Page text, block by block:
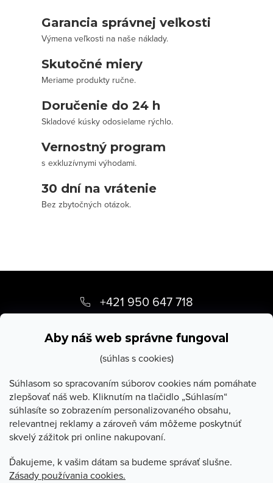
Aby náš web správne fungoval
(súhlas s cookies)
Súhlasom so spracovaním súborov cookies nám pomáhate
zlepšovať náš web. Kliknutím na tlačidlo „Súhlasím“
súhlasíte so zobrazením personalizovaného obsahu,
relevantnej reklamy a zároveň vám môžeme poskytnúť
skvelý zážitok pri online nakupovaní.
Ďakujeme, k vašim dátam sa budeme správať slušne.
Zásady používania cookies.
Garancia správnej veľkosti
Výmena veľkosti na naše náklady.
Skutočné miery
Meriame produkty ručne.
Doručenie do 24 h
Skladové kúsky odosielame rýchlo.
Vernostný program
s exkluzívnymi výhodami.
30 dní na vrátenie
Bez zbytočných otázok.
p
+421 950 647 718
O Stevula
Poradňa